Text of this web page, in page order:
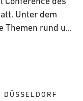
Unter dem
Themen rund u...
DÜSSELDORF